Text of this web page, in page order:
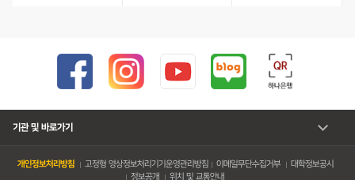
기관 및 바로가기
개인정보처리방침 고정형 영상정보처리기기운영관리방침 이메일무단수집거부
대학정보공시
정보공개
위치 및 교통안내